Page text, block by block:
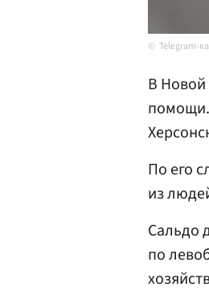
Telegram-
В Новой
По его
из
Сальдо
по